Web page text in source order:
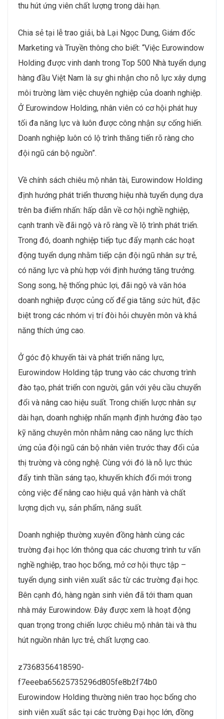
thu hút ứng viên chất lượng trong dài hạn.
Chia sẻ tại lễ trao giải, bà Lại Ngọc Dung, Giám đốc
Marketing và Truyền thông cho biết: “Việc Eurowindow
Holding được vinh danh trong Top 500 Nhà tuyển dụng
hàng đầu Việt Nam là sự ghi nhận cho nỗ lực xây dựng
môi trường làm việc chuyên nghiệp của doanh nghiệp.
Ở Eurowindow Holding, nhân viên có cơ hội phát huy
tối đa năng lực và luôn được công nhận sự cống hiến.
Doanh nghiệp luôn có lộ trình thăng tiến rõ ràng cho
đội ngũ cán bộ nguồn”.
Về chính sách chiêu mộ nhân tài, Eurowindow Holding
định hướng phát triển thương hiệu nhà tuyển dụng dựa
trên ba điểm nhấn: hấp dẫn về cơ hội nghề nghiệp,
cạnh tranh về đãi ngộ và rõ ràng về lộ trình phát triển.
Trong đó, doanh nghiệp tiếp tục đẩy mạnh các hoạt
động tuyển dụng nhằm tiếp cận đội ngũ nhân sự trẻ,
có năng lực và phù hợp với định hướng tăng trưởng.
Song song, hệ thống phúc lợi, đãi ngộ và văn hóa
doanh nghiệp được củng cố để gia tăng sức hút, đặc
biệt trong các nhóm vị trí đòi hỏi chuyên môn và khả
năng thích ứng cao.
Ở góc độ khuyến tài và phát triển năng lực,
Eurowindow Holding tập trung vào các chương trình
đào tạo, phát triển con người, gắn với yêu cầu chuyển
đổi và nâng cao hiệu suất. Trong chiến lược nhân sự
dài hạn, doanh nghiệp nhấn mạnh định hướng đào tạo
kỹ năng chuyên môn nhằm nâng cao năng lực thích
ứng của đội ngũ cán bộ nhân viên trước thay đổi của
thị trường và công nghệ. Cùng với đó là nỗ lực thúc
đẩy tinh thần sáng tạo, khuyến khích đổi mới trong
công việc để nâng cao hiệu quả vận hành và chất
lượng dịch vụ, sản phẩm, năng suất.
Doanh nghiệp thường xuyên đồng hành cùng các
trường đại học lớn thông qua các chương trình tư vấn
nghề nghiệp, trao học bổng, mở cơ hội thực tập –
tuyển dụng sinh viên xuất sắc từ các trường đại học.
Bên cạnh đó, hàng ngàn sinh viên đã tới tham quan
nhà máy Eurowindow. Đây được xem là hoạt động
quan trọng trong chiến lược chiêu mộ nhân tài và thu
hút nguồn nhân lực trẻ, chất lượng cao.
z7368356418590-
f7eeeba65625735296d805fe8b2f74b0
Eurowindow Holding thường niên trao học bổng cho
sinh viên xuất sắc tại các trường Đại học lớn, đồng